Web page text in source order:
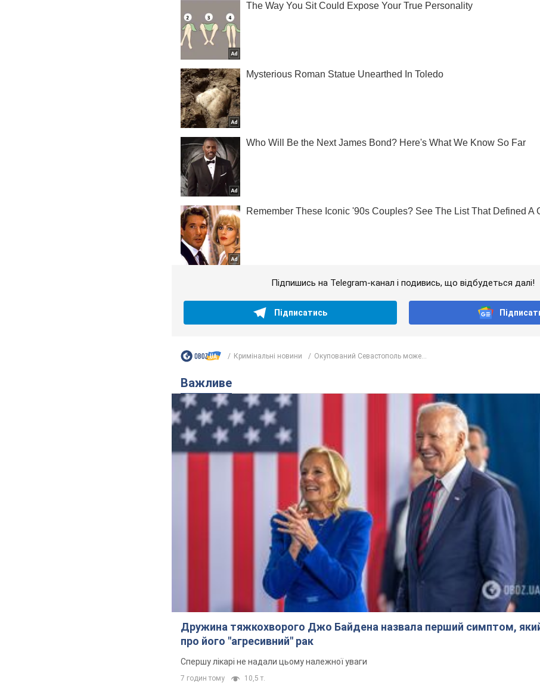
Підпишись на Telegram-канал і подивись, що відбудеться далі!
Підписатись
Кримінальні новини Окупований Севастополь може...
Важливе
Дружина тяжкохворого Джо Байдена назвала перший симптом, який
про його "агресивний" рак
Спершу лікарі не надали цьому належної уваги
7 годин тому 10,5 т.